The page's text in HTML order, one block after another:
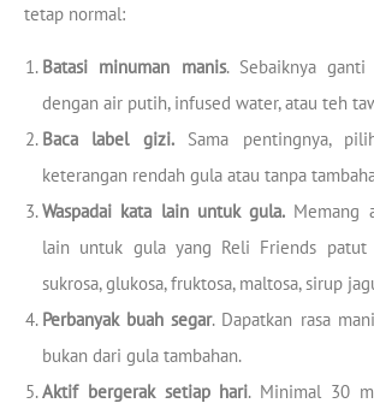
tetap normal:
Batasi minuman manis. Sebaiknya
dengan air putih, infused water, atau teh
Baca label gizi.Sama pentingnya,
keterangan rendah gula atau tanpa
Waspadai kata lain untuk gula. Memang
lain untuk gula yang Reli Friends patut
sukrosa, glukosa, fruktosa, maltosa, sirup
Perbanyak buah segar. Dapatkan rasa
bukan dari gula tambahan.
Aktif bergerak setiap hari. Minimal 30